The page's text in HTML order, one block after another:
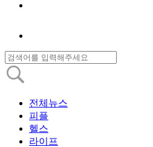
전체뉴스
피플
헬스
라이프